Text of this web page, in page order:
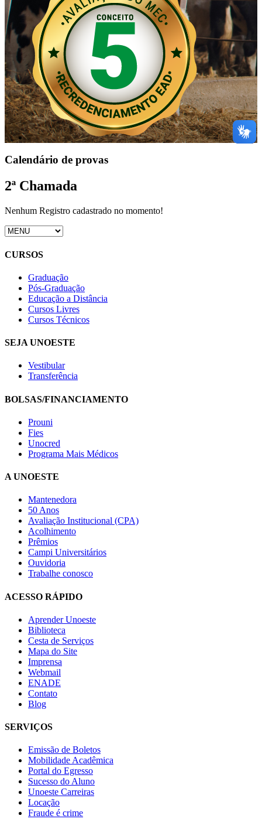
Calendário de provas
2ª Chamada
Nenhum Registro cadastrado no momento!
CURSOS
Graduação
Pós-Graduação
Educação a Distância
Cursos Livres
Cursos Técnicos
SEJA UNOESTE
Vestibular
Transferência
BOLSAS/FINANCIAMENTO
Prouni
Fies
Unocred
Programa Mais Médicos
A UNOESTE
Mantenedora
50 Anos
Avaliação Institucional (CPA)
Acolhimento
Prêmios
Campi Universitários
Ouvidoria
Trabalhe conosco
ACESSO RÁPIDO
Aprender Unoeste
Biblioteca
Cesta de Serviços
Mapa do Site
Imprensa
Webmail
ENADE
Contato
Blog
SERVIÇOS
Emissão de Boletos
Mobilidade Acadêmica
Portal do Egresso
Sucesso do Aluno
Unoeste Carreiras
Locação
Fraude é crime